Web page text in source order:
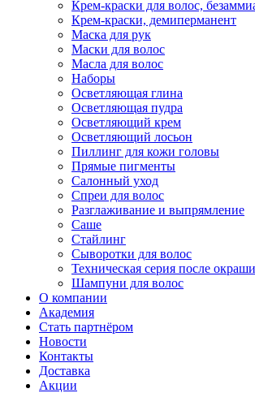
Крем-краски для волос,
Крем-краски, демиперманент
Маска для рук
Маски для волос
Масла для волос
Наборы
Осветляющая глина
Осветляющая пудра
Осветляющий крем
Осветляющий лосьон
Пиллинг для кожи головы
Прямые пигменты
Салонный уход
Спреи для волос
Разглаживание и выпрямление
Саше
Стайлинг
Сыворотки для волос
Техническая серия после
Шампуни для волос
О компании
Академия
Стать партнёром
Новости
Контакты
Доставка
Акции